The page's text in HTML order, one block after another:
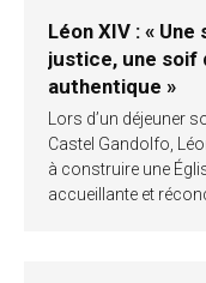
Léon XIV : « Une
justice, une soif
authentique »
Lors d’un déjeuner
Castel Gandolfo,
à construire une
accueillante et